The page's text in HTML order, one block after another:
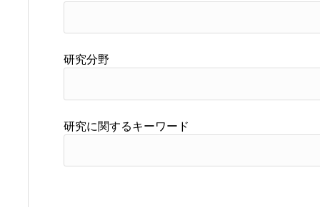
研究分野
研究に関するキーワード